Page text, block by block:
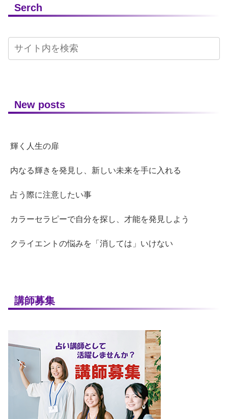
Serch
New posts
輝く人生の扉
内なる輝きを発見し、新しい未来を手に入れる
占う際に注意したい事
カラーセラピーで自分を探し、才能を発見しよう
クライエントの悩みを「消しては」いけない
講師募集